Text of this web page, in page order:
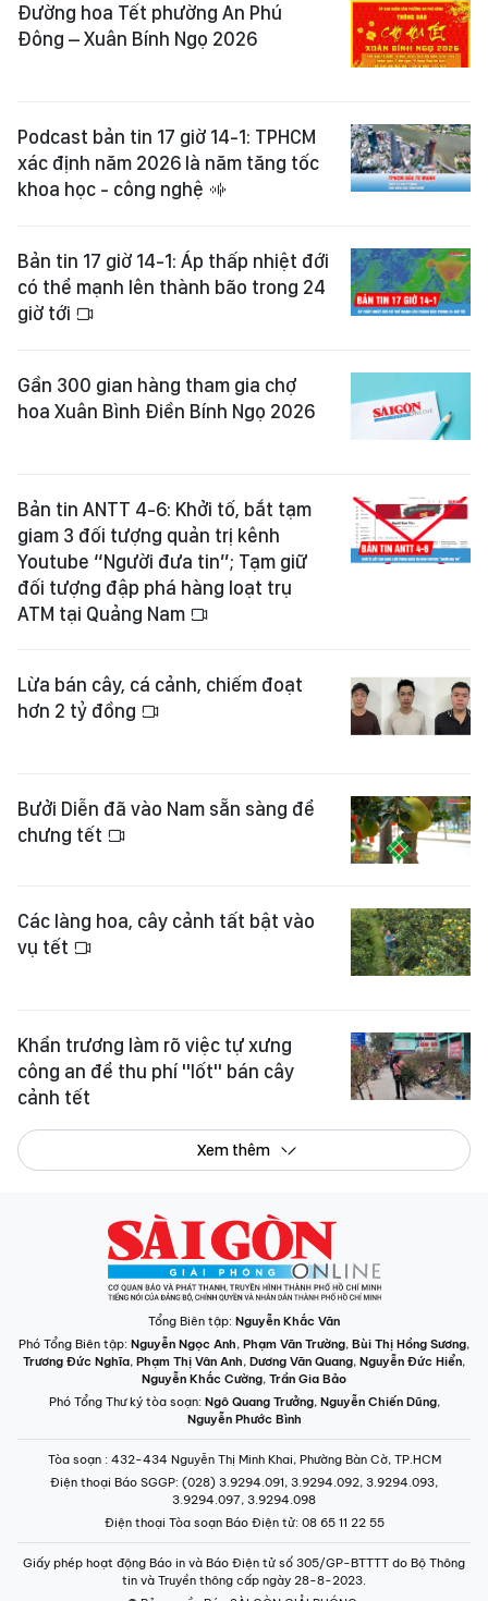
Đường hoa Tết phường An Phú
Đông – Xuân Bính Ngọ 2026
Podcast bản tin 17 giờ 14-1: TPHCM
xác định năm 2026 là năm tăng tốc
khoa học - công nghệ
Bản tin 17 giờ 14-1: Áp thấp nhiệt đới
có thể mạnh lên thành bão trong 24
giờ tới
Gần 300 gian hàng tham gia chợ
hoa Xuân Bình Điền Bính Ngọ 2026
Bản tin ANTT 4-6: Khởi tố, bắt tạm
giam 3 đối tượng quản trị kênh
Youtube “Người đưa tin”; Tạm giữ
đối tượng đập phá hàng loạt trụ
ATM tại Quảng Nam
Lừa bán cây, cá cảnh, chiếm đoạt
hơn 2 tỷ đồng
Bưởi Diễn đã vào Nam sẵn sàng để
chưng tết
Các làng hoa, cây cảnh tất bật vào
vụ tết
Khẩn trương làm rõ việc tự xưng
công an để thu phí "lốt" bán cây
cảnh tết
Xem thêm
Tổng Biên tập: Nguyễn Khắc Văn
Phó Tổng Biên tập: Nguyễn Ngọc Anh, Phạm Văn Trường, Bùi Thị Hồng Sương,
Trương Đức Nghĩa, Phạm Thị Vân Anh, Dương Văn Quang, Nguyễn Đức Hiển,
Nguyễn Khắc Cường, Trần Gia Bảo
Phó Tổng Thư ký tòa soạn: Ngô Quang Trưởng, Nguyễn Chiến Dũng,
Nguyễn Phước Bình
Tòa soạn : 432-434 Nguyễn Thị Minh Khai, Phường Bàn Cờ, TP.HCM
Điện thoại Báo SGGP: (028) 3.9294.091, 3.9294.092, 3.9294.093,
3.9294.097, 3.9294.098
Điện thoại Tòa soạn Báo Điện tử: 08 65 11 22 55
Giấy phép hoạt động Báo in và Báo Điện tử số 305/GP-BTTTT do Bộ Thông
tin và Truyền thông cấp ngày 28-8-2023.